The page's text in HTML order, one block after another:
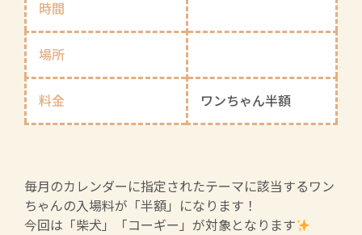
時間
場所
料金 ワンちゃん半額
毎月のカレンダーに指定されたテーマに該当するワン
ちゃんの入場料が「半額」になります！
今回は「柴犬」「コーギー」が対象となります